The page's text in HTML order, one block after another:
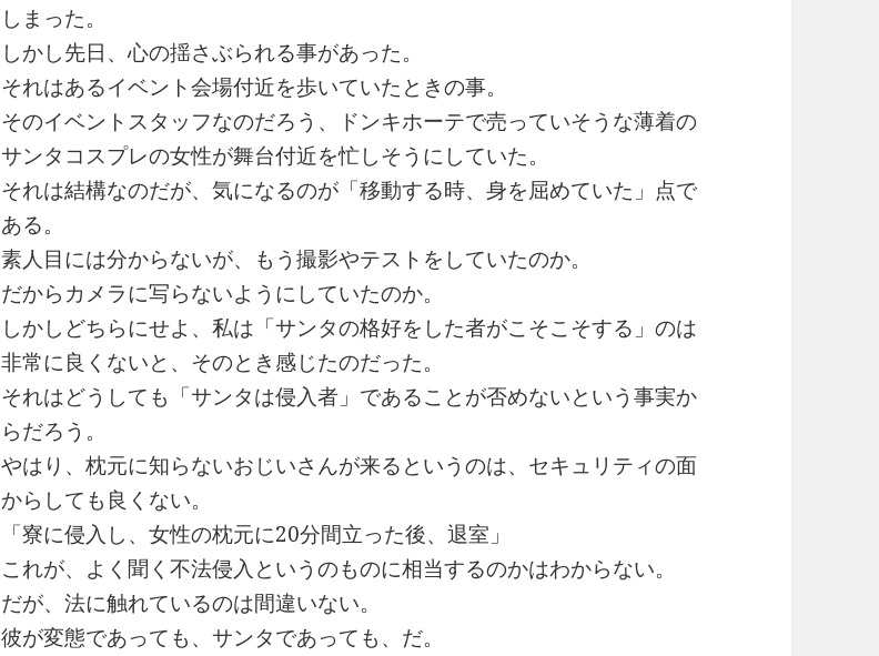
しまった。
しかし先日、心の揺さぶられる事があった。
それはあるイベント会場付近を歩いていたときの事。
そのイベントスタッフなのだろう、ドンキホーテで売っていそうな薄着の
サンタコスプレの女性が舞台付近を忙しそうにしていた。
それは結構なのだが、気になるのが「移動する時、身を屈めていた」点で
ある。
素人目には分からないが、もう撮影やテストをしていたのか。
だからカメラに写らないようにしていたのか。
しかしどちらにせよ、私は「サンタの格好をした者がこそこそする」のは
非常に良くないと、そのとき感じたのだった。
それはどうしても「サンタは侵入者」であることが否めないという事実か
らだろう。
やはり、枕元に知らないおじいさんが来るというのは、セキュリティの面
からしても良くない。
「寮に侵入し、女性の枕元に20分間立った後、退室」
これが、よく聞く不法侵入というのものに相当するのかはわからない。
だが、法に触れているのは間違いない。
彼が変態であっても、サンタであっても、だ。